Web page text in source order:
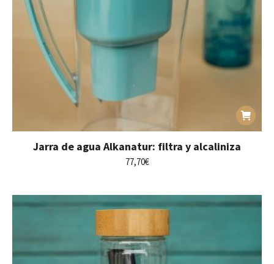
Jarra de agua Alkanatur: filtra y alcaliniza
77,70€